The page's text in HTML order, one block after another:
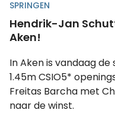
SPRINGEN
Hendrik-Jan
Aken!
In Aken is vandaag
1.45m CSIO5*
Freitas Barcha met
naar de winst.